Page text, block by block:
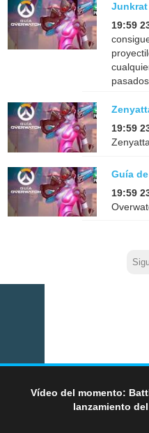
Junkrat
19:59
19:59
Guía
19:59
Vídeo del momento:
lanzamiento